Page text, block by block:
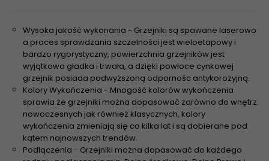
Wysoka jakość wykonania - Grzejniki są spawane laserowo
a proces sprawdzania szczelności jest wieloetapowy i
bardzo rygorystyczny, powierzchnia grzejników jest
wyjątkowo gładka i trwała, a dzięki powłoce cynkowej
grzejnik posiada podwyższoną odpornośc antykorozyjną.
Kolory Wykończenia - Mnogość kolorów wykończenia
sprawia że grzejniki można dopasować zarówno do wnętrz
nowoczesnych jak również klasycznych, kolory
wykończenia zmieniają się co kilka lat i są dobierane pod
kątem najnowszych trendów.
Podłączenia - Grzejniki można dopasować do każdego